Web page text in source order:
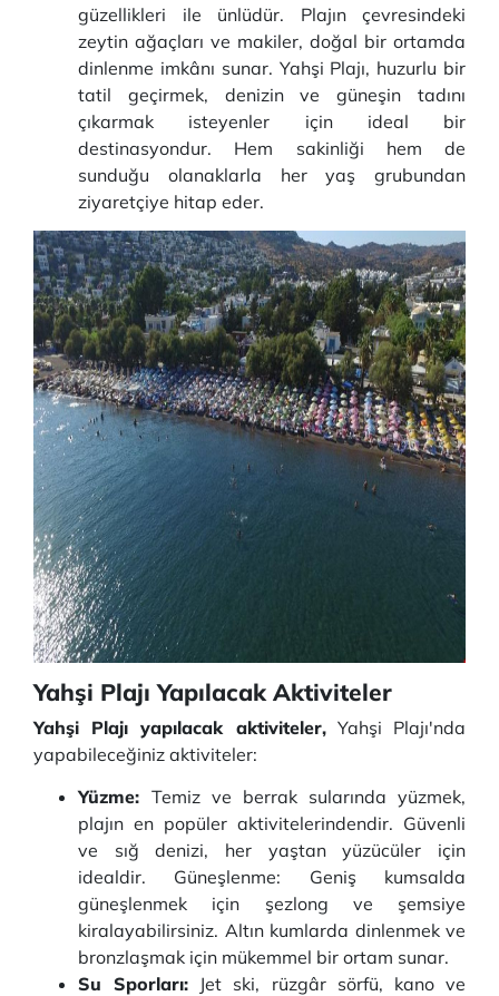
güzellikleri ile ünlüdür. Plajın çevresindeki
zeytin ağaçları ve makiler, doğal bir ortamda
dinlenme imkânı sunar. Yahşi Plajı, huzurlu bir
tatil geçirmek, denizin ve güneşin tadını
çıkarmak isteyenler için ideal bir
destinasyondur. Hem sakinliği hem de
sunduğu olanaklarla her yaş grubundan
ziyaretçiye hitap eder.
Yahşi Plajı Yapılacak Aktiviteler
Yahşi Plajı yapılacak aktiviteler,Yahşi Plajı'nda
yapabileceğiniz aktiviteler:
Yüzme: Temiz ve berrak sularında yüzmek,
plajın en popüler aktivitelerindendir. Güvenli
ve sığ denizi, her yaştan yüzücüler için
idealdir. Güneşlenme: Geniş kumsalda
güneşlenmek için şezlong ve şemsiye
kiralayabilirsiniz. Altın kumlarda dinlenmek ve
bronzlaşmak için mükemmel bir ortam sunar.
Su Sporları: Jet ski, rüzgâr sörfü, kano ve